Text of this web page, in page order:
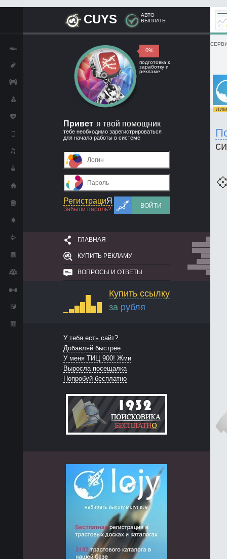
CUYS
АВТО
ВЫПЛАТЫ
0%
подготовка к
заработку и
рекламе
Привет я твой помощник
тебе необходимо зарегистрироваться
для начала работы в системе
РегистрациЯ
Забыли пароль?
ВОЙТИ
ГЛАВНАЯ
КУПИТЬ РЕКЛАМУ
ВОПРОСЫ И ОТВЕТЫ
Купить ссылку
за рубля
У тебя есть сайт?
Добавляй быстрее
У меня ТИЦ 900! Жми
Выросла посещалка
Попробуй бесплатно